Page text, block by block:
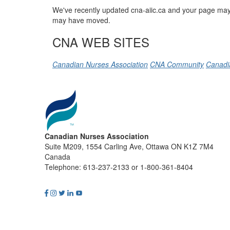
We've recently updated cna-aiic.ca and your page
may have moved.
CNA WEB SITES
Canadian Nurses Association CNA Community
Canadian Nurses Association
Suite M209, 1554 Carling Ave, Ottawa ON K1Z 7M4
Canada
Telephone: 613-237-2133 or 1-800-361-8404